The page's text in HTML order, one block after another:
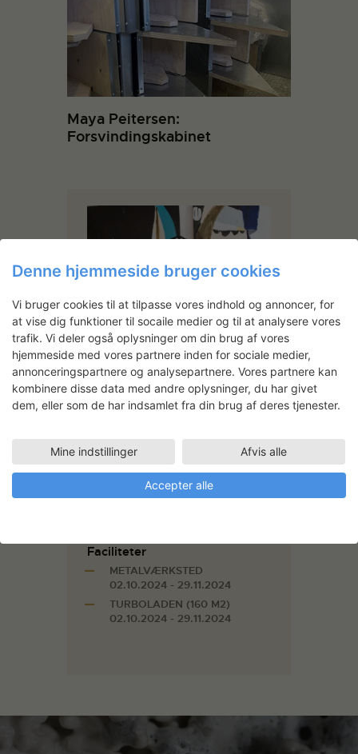
Maya Peitersen:
Forsvindingskabinet
Mie Olise Kjærgaard
Kjærgaard works in painting,
occasionally sculptural objects
and installation. Graduating an
London in 2007, Olise is interested
insociety as a construction
and
the role of the Woman as a
Construction.
Faciliteter
METALVÆRKSTED
02.10.2024 - 29.11.2024
TURBOLADEN (160 M2)
02.10.2024 - 29.11.2024
Denne hjemmeside bruger cookies
Vi bruger cookies til at tilpasse vores indhold og annoncer, for
at vise dig funktioner til socaile medier og til at analysere vores
trafik. Vi deler også oplysninger om din brug af vores
hjemmeside med vores partnere inden for sociale medier,
annonceringspartnere og analysepartnere. Vores partnere kan
kombinere disse data med andre oplysninger, du har givet
dem, eller som de har indsamlet fra din brug af deres tjenester.
Mine indstillinger Afvis alle
Accepter alle